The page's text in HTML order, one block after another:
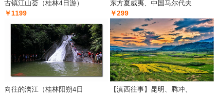
古镇江山荟（桂林4日游）
￥1199
东方夏威夷、中国马尔代夫
￥299
向往的漓江（桂林阳朔4日
【滇西往事】昆明、腾冲、